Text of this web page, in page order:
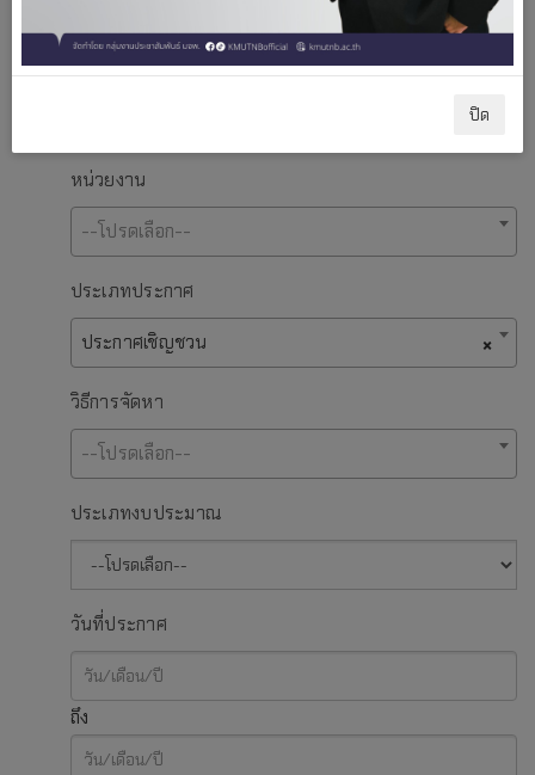
คำค้น
หน่วยงาน
--โปรดเลือก--
ประเภทประกาศ
×
ประกาศเชิญชวน
วิธีการจัดหา
--โปรดเลือก--
ประเภทงบประมาณ
วันที่ประกาศ
ถึง
ปิด